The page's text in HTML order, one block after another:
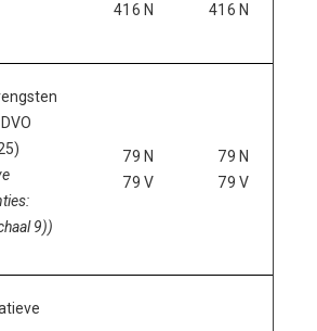
416 N
416 N
9))
79 N
79 V
79 N
79 V